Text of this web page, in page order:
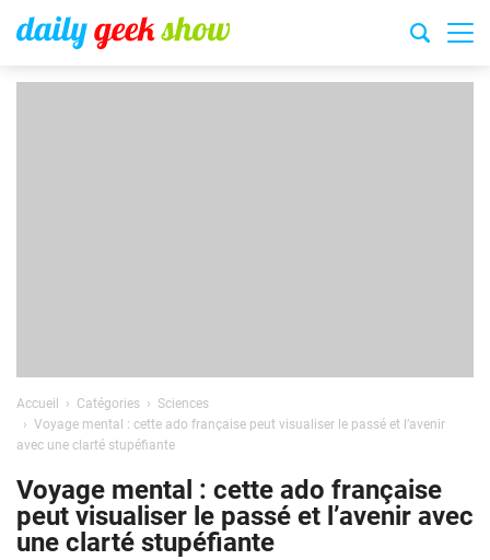
Accueil Catégories
Sciences
Voyage mental : cette ado française peut visualiser le passé et l’avenir
avec une clarté stupéfiante
Voyage mental : cette ado française
peut visualiser le passé et l’avenir avec
une clarté stupéfiante